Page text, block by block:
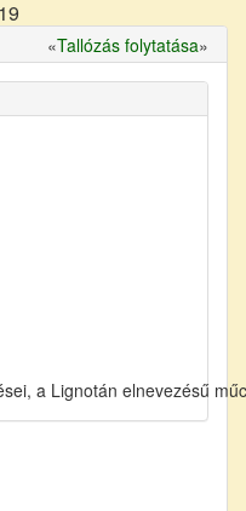
«Tallózás folytatása»
a Lignotán elnevezésű